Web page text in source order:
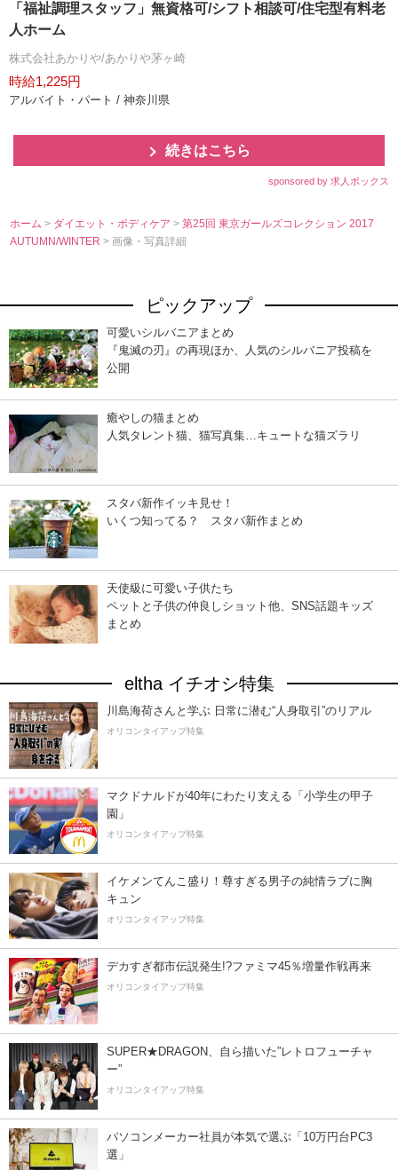
「福祉調理スタッフ」無資格可/シフト相談可/住宅型有料老
人ホーム
株式会社あかりや/あかりや茅ヶ崎
時給1,225円
アルバイト・パート / 神奈川県
続きはこちら
sponsored by 求人ボックス
ホーム > ダイエット・ボディケア>第25回 東京ガールズコレクション 2017
AUTUMN/WINTER> 画像・写真詳細
ピックアップ
可愛いシルバニアまとめ
『鬼滅の刃』の再現ほか、人気のシルバニア投稿を
公開
癒やしの猫まとめ
人気タレント猫、猫写真集…キュートな猫ズラリ
スタバ新作イッキ見せ！
いくつ知ってる？ スタバ新作まとめ
天使級に可愛い子供たち
ペットと子供の仲良しショット他、SNS話題キッズ
まとめ
eltha イチオシ特集
川島海荷さんと学ぶ 日常に潜む“人身取引”のリアル
オリコンタイアップ特集
マクドナルドが40年にわたり支える「小学生の甲子
園」
オリコンタイアップ特集
イケメンてんこ盛り！尊すぎる男子の純情ラブに胸
キュン
オリコンタイアップ特集
デカすぎ都市伝説発生!?ファミマ45％増量作戦再来
オリコンタイアップ特集
SUPER★DRAGON、自ら描いた”レトロフューチャ
ー”
オリコンタイアップ特集
パソコンメーカー社員が本気で選ぶ「10万円台PC3
選」